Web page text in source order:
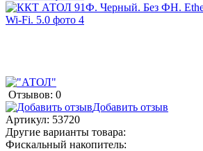
Отзывов: 0
Добавить отзыв
Артикул: 53720
Другие варианты товара:
Фискальный накопитель: